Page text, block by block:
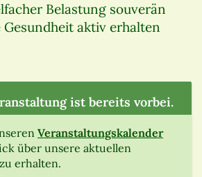
Belastung souverän
aktiv erhalten
ist bereits vorbei.
Veranstaltungskalender
über unsere aktuellen
erhalten.